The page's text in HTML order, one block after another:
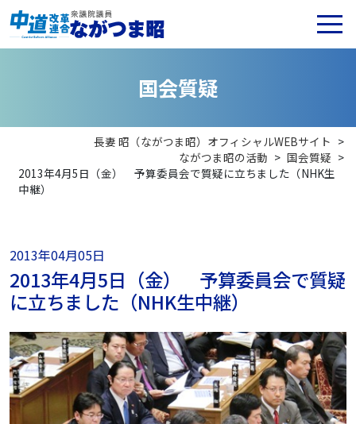
国会質疑
長妻 昭（ながつま昭）オフィシャルWEBサイト >
ながつま昭の活動 > 国会質疑 >
2013年4月5日（金） 予算委員会で質疑に立ちました（NHK生
中継）
2013年04月05日
2013年4月5日（金） 予算委員会で質疑
に立ちました（NHK生中継）